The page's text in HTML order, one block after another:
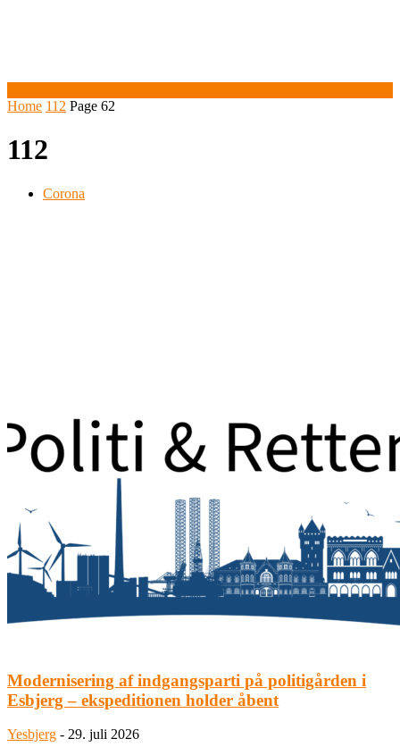
Home 112 Page 62
112
Corona
Modernisering af indgangsparti på politigården i
Esbjerg – ekspeditionen holder åbent
Yesbjerg - 29. juli 2026